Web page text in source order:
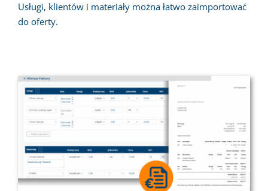
Usługi, klientów i materiały można łatwo zaimportować
do oferty.